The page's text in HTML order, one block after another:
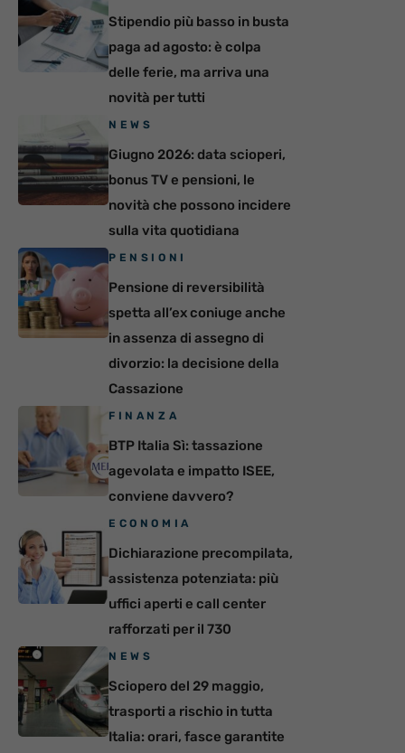
Stipendio più basso in busta
paga ad agosto: è colpa
delle ferie, ma arriva una
novità per tutti
NEWS
Giugno 2026: data scioperi,
bonus TV e pensioni, le
novità che possono incidere
sulla vita quotidiana
PENSIONI
Pensione di reversibilità
spetta all’ex coniuge anche
in assenza di assegno di
divorzio: la decisione della
Cassazione
FINANZA
BTP Italia Sì: tassazione
agevolata e impatto ISEE,
conviene davvero?
ECONOMIA
Dichiarazione precompilata,
assistenza potenziata: più
uffici aperti e call center
rafforzati per il 730
NEWS
Sciopero del 29 maggio,
trasporti a rischio in tutta
Italia: orari, fasce garantite